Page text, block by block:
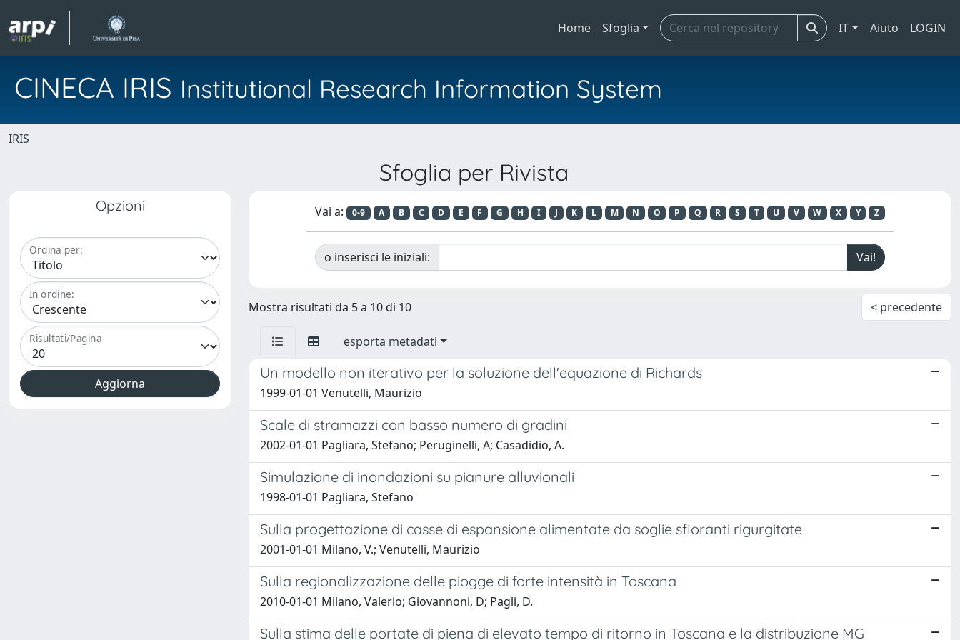
Home Sfoglia IT Aiuto LOGIN
CINECA IRIS Institutional Research Information System
IRIS
Sfoglia per Rivista
Opzioni
Ordina per:
In ordine:
Risultati/Pagina
Vai a: 0-9 A B C D E F G H I J K L M N O P Q R S T U V W X Y Z
o inserisci le iniziali:
Mostra risultati da 5 a 10 di 10 < precedente
esporta metadati
Un modello non iterativo per la soluzione dell'equazione di Richards
1999-01-01 Venutelli, Maurizio
Scale di stramazzi con basso numero di gradini
2002-01-01 Pagliara, Stefano; Peruginelli, A; Casadidio, A.
Simulazione di inondazioni su pianure alluvionali
1998-01-01 Pagliara, Stefano
Sulla progettazione di casse di espansione alimentate da soglie sfioranti rigurgitate
2001-01-01 Milano, V.; Venutelli, Maurizio
Sulla regionalizzazione delle piogge di forte intensità in Toscana
2010-01-01 Milano, Valerio; Giovannoni, D; Pagli, D.
Sulla stima delle portate di piena di elevato tempo di ritorno in Toscana e la distribuzione MG